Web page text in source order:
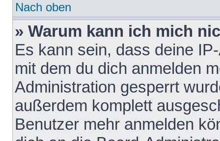
Nach oben
» Warum kann ich mich
Es kann sein, dass deine
mit dem du dich anmelden
Administration gesperrt
außerdem komplett
Benutzer mehr anmelden